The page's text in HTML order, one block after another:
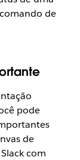
de
pode
de
com